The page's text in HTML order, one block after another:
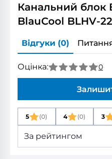
Канальний блок
BlauCool BLHV-
Відгуки (0)
Оцінка: 0
5 (0) 4 (0) 3
За рейтингом